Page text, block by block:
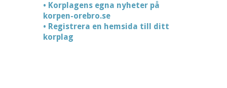
• Korplagens egna nyheter på
korpen-orebro.se
• Registrera en hemsida till ditt
korplag